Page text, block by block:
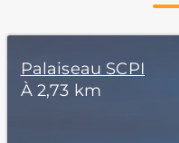
Palaiseau SCPI
À 2,73 km